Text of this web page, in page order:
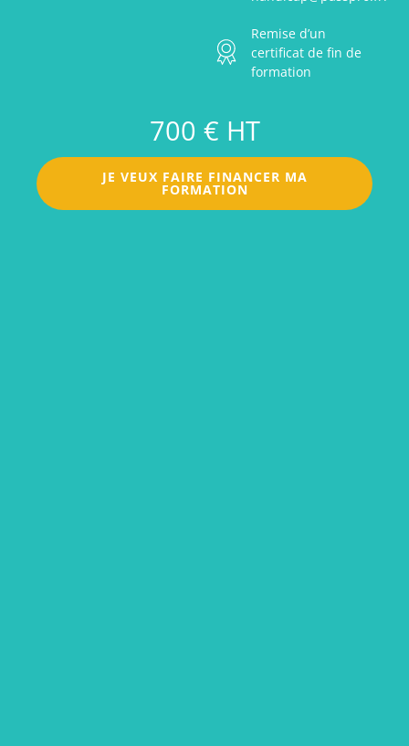
Remise d’un
certificat de fin de
formation
700 € HT
JE VEUX FAIRE FINANCER MA
FORMATION